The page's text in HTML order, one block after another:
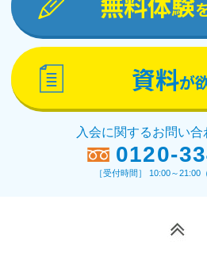
資料が
入会に関するお問い合
0120-
［受付時間］ 10:00～21:00